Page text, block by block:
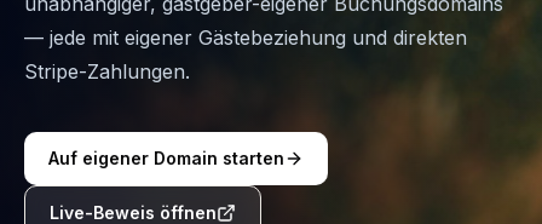
— jede mit eigener Gästebeziehung und direkten
Stripe-Zahlungen.
Auf eigener Domain starten
Live-Beweis öffnen